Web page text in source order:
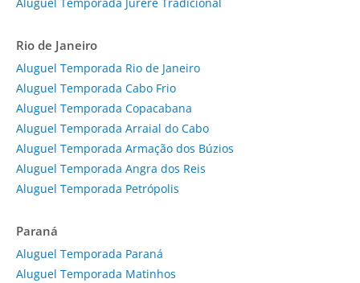
Aluguel Temporada Jurere Tradicional
Rio de Janeiro
Aluguel Temporada Rio de Janeiro
Aluguel Temporada Cabo Frio
Aluguel Temporada Copacabana
Aluguel Temporada Arraial do Cabo
Aluguel Temporada Armação dos Búzios
Aluguel Temporada Angra dos Reis
Aluguel Temporada Petrópolis
Paraná
Aluguel Temporada Paraná
Aluguel Temporada Matinhos